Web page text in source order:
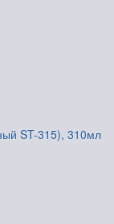
ST-315), 310мл